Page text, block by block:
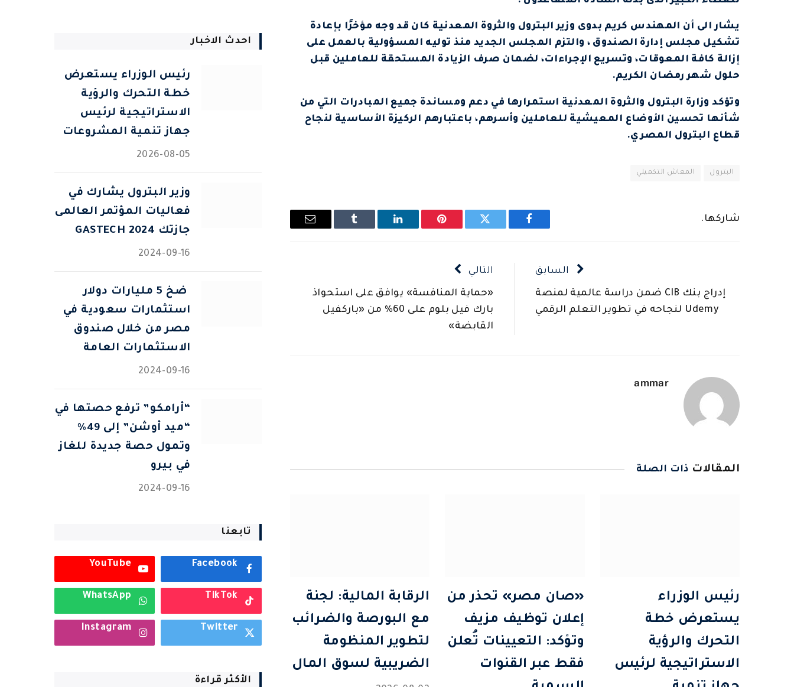
يشار الى أن المهندس كريم بدوى وزير البترول والثروة المعدنية كان قد وجه مؤخرًا بإعادة
تشكيل مجلس إدارة الصندوق ، والتزم المجلس الجديد منذ توليه المسؤولية بالعمل على
إزالة كافة المعوقات، وتسريع الإجراءات، لضمان صرف الزيادة المستحقة للعاملين قبل
حلول شهر رمضان الكريم.
وتؤكد وزارة البترول والثروة المعدنية استمرارها في دعم ومساندة جميع المبادرات التي من
شأنها تحسين الأوضاع المعيشية للعاملين وأسرهم، باعتبارهم الركيزة الأساسية لنجاح
قطاع البترول المصري.
البترول المعاش التكميلي
شاركها.
فيسبوك تويتر بينتيريستلينكدإن Tumblr
البريد
السابق
إدراج بنك CIB ضمن دراسة عالمية لمنصة
Udemy لنجاحه في تطوير التعلم الرقمي
التالي
«حماية المنافسة» يوافق على استحواذ
بارك فيل بلوم على 60% من «باركفيل
القابضة»
ammar
المقالات ذات الصلة
رئيس الوزراء
يستعرض خطة
التحرك والرؤية
الاستراتيجية لرئيس
«صان مصر» تحذر من
إعلان توظيف مزيف
وتؤكد: التعيينات تُعلن
فقط عبر القنوات
الرقابة المالية: لجنة
مع البورصة والضرائب
لتطوير المنظومة
الضريبية لسوق المال
احدث الاخبار
رئيس الوزراء يستعرض
خطة التحرك والرؤية
الاستراتيجية لرئيس
جهاز تنمية المشروعات
2026-08-05
وزير البترول يشارك في
فعاليات المؤتمر العالمى
جازتك 2024 GASTECH
2024-09-16
⁠ ضخ 5 مليارات دولار
استثمارات سعودية في
مصر من خلال صندوق
الاستثمارات العامة
2024-09-16
“أرامكو” ترفع حصتها في
“ميد أوشن” إلى 49%
وتمول حصة جديدة للغاز
في بيرو
2024-09-16
تابعنا
Facebook
YouTube
TikTok
WhatsApp
Twitter
Instagram
الأكثر قراءة